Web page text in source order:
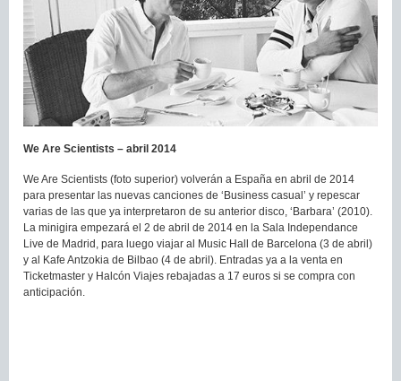
We Are Scientists – abril 2014
We Are Scientists (foto superior) volverán a España en abril de 2014
para presentar las nuevas canciones de ‘Business casual’ y repescar
varias de las que ya interpretaron de su anterior disco, ‘Barbara’ (2010).
La minigira empezará el 2 de abril de 2014 en la Sala Independance
Live de Madrid, para luego viajar al Music Hall de Barcelona (3 de abril)
y al Kafe Antzokia de Bilbao (4 de abril). Entradas ya a la venta en
Ticketmaster y Halcón Viajes rebajadas a 17 euros si se compra con
anticipación.